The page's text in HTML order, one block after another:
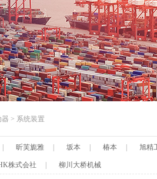
器 > 系统装置
昕芙旎雅 坂本 椿本 旭精
株式会社 柳川大桥机械